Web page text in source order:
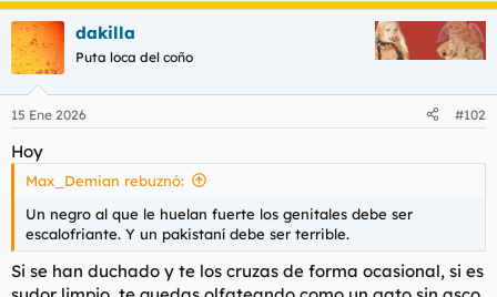
a
dakilla
Puta loca del coño
15 Ene 2026 #102
Hoy
Max_Demian rebuznó:
Un negro al que le huelan fuerte los genitales debe ser
escalofriante. Y un pakistaní debe ser terrible.
Si se han duchado y te los cruzas de forma ocasional, si es